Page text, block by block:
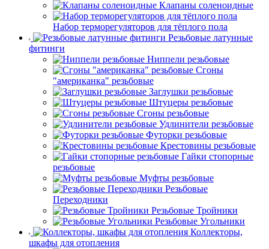
Клапаны соленоидные
Набор терморегуляторов для тёплого пола
Резьбовые латунные
фитинги
Ниппели резьбовые
Сгоны
"американка" резьбовые
Заглушки резьбовые
Штуцеры резьбовые
Сгоны резьбовые
Удлинители резьбовые
Футорки резьбовые
Крестовины резьбовые
Гайки стопорные
резьбовые
Муфты резьбовые
Резьбовые
Переходники
Резьбовые Тройники
Резьбовые Угольники
Коллекторы,
шкафы для отопления